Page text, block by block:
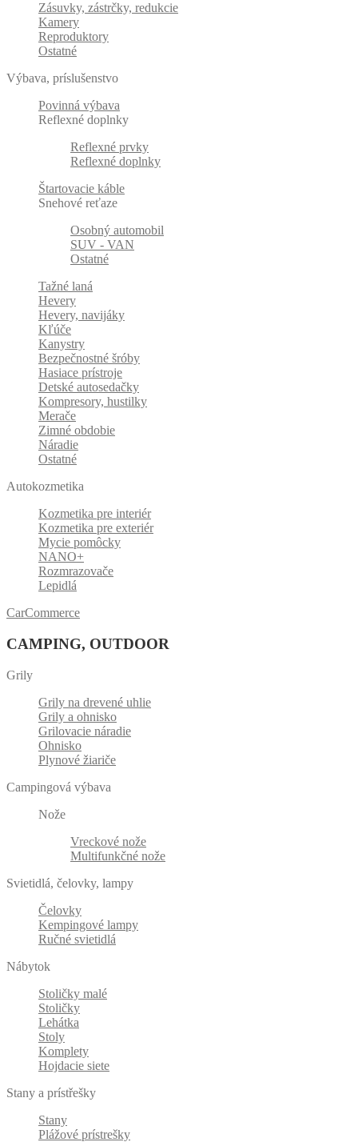
Zásuvky, zástrčky, redukcie
Kamery
Reproduktory
Ostatné
Výbava, príslušenstvo
Povinná výbava
Reflexné doplnky
Reflexné prvky
Reflexné doplnky
Štartovacie káble
Snehové reťaze
Osobný automobil
SUV - VAN
Ostatné
Tažné laná
Hevery
Hevery, navijáky
Kľúče
Kanystry
Bezpečnostné šróby
Hasiace prístroje
Detské autosedačky
Kompresory, hustilky
Merače
Zimné obdobie
Náradie
Ostatné
Autokozmetika
Kozmetika pre interiér
Kozmetika pre exteriér
Mycie pomôcky
NANO+
Rozmrazovače
Lepidlá
CarCommerce
CAMPING, OUTDOOR
Grily
Grily na drevené uhlie
Grily a ohnisko
Grilovacie náradie
Ohnisko
Plynové žiariče
Campingová výbava
Nože
Vreckové nože
Multifunkčné nože
Svietidlá, čelovky, lampy
Čelovky
Kempingové lampy
Ručné svietidlá
Nábytok
Stoličky malé
Stoličky
Lehátka
Stoly
Komplety
Hojdacie siete
Stany a prístřešky
Stany
Plážové prístrešky